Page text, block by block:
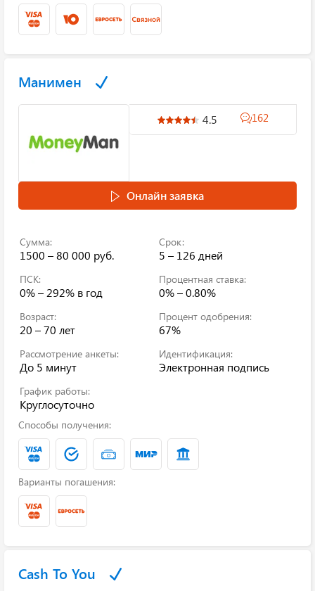
Манимен
4.5 162
Онлайн заявка
Сумма:
1500 – 80 000 руб.
Срок:
5 – 126 дней
ПСК:
0% – 292% в год
Процентная ставка:
0% – 0.80%
Возраст:
20 – 70 лет
Процент одобрения:
67%
Рассмотрение анкеты:
До 5 минут
Идентификация:
Электронная подпись
График работы:
Круглосуточно
Способы получения:
Варианты погашения:
Cash To You